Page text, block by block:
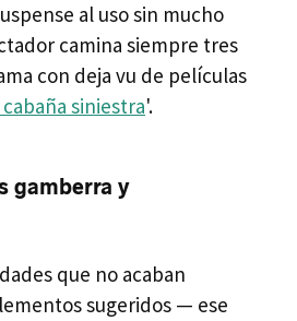
al uso sin mucho
camina siempre tres
con deja vu de películas
cabaña siniestra'.
gamberra y
que no acaban
sugeridos — ese